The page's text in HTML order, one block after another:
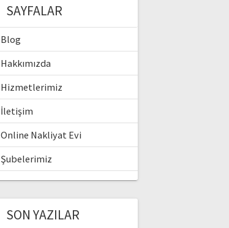
SAYFALAR
Blog
Hakkımızda
Hizmetlerimiz
İletişim
Online Nakliyat Evi
Şubelerimiz
SON YAZILAR